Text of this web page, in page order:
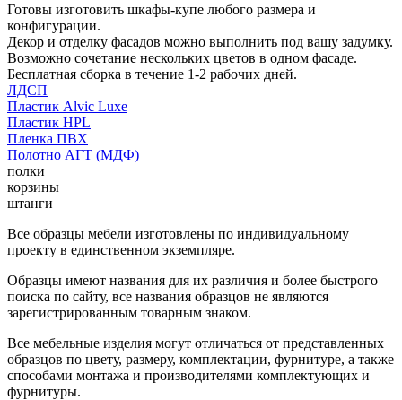
Готовы изготовить шкафы-купе любого размера и
конфигурации.
Декор и отделку фасадов можно выполнить под вашу задумку.
Возможно сочетание нескольких цветов в одном фасаде.
Бесплатная сборка в течение 1-2 рабочих дней.
ЛДСП
Пластик Alvic Luxe
Пластик HPL
Пленка ПВХ
Полотно АГТ (МДФ)
полки
корзины
штанги
Все образцы мебели изготовлены по индивидуальному
проекту в единственном экземпляре.
Образцы имеют названия для их различия и более быстрого
поиска по сайту, все названия образцов не являются
зарегистрированным товарным знаком.
Все мебельные изделия могут отличаться от представленных
образцов по цвету, размеру, комплектации, фурнитуре, а также
способами монтажа и производителями комплектующих и
фурнитуры.